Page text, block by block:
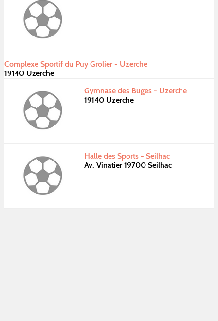
Complexe Sportif du Puy Grolier - Uzerche
19140 Uzerche
Gymnase des Buges - Uzerche
19140 Uzerche
Halle des Sports - Seilhac
Av. Vinatier 19700 Seilhac